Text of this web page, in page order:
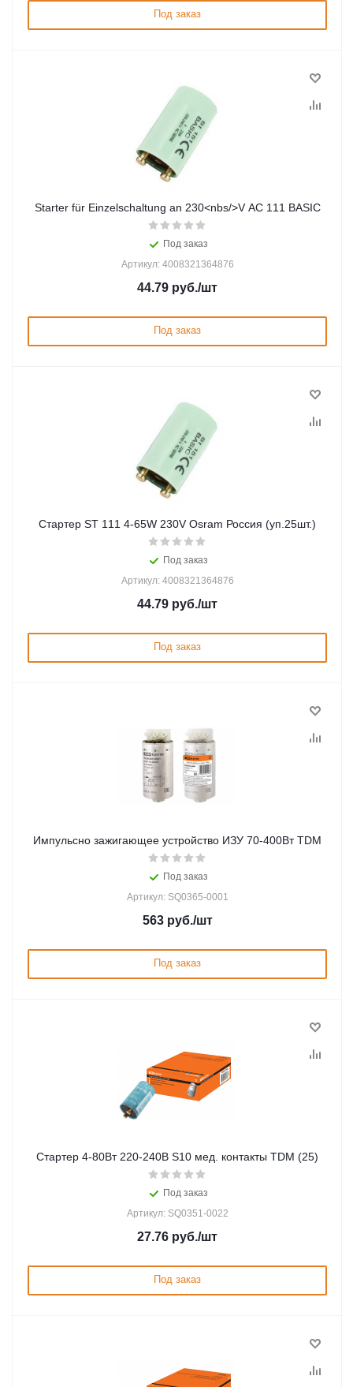
Под заказ
Starter für Einzelschaltung an 230<nbs/>V AC 111 BASIC
Под заказ
Артикул: 4008321364876
44.79 руб./шт
Под заказ
Стартер ST 111 4-65W 230V Osram Россия (уп.25шт.)
Под заказ
Артикул: 4008321364876
44.79 руб./шт
Под заказ
Импульсно зажигающее устройство ИЗУ 70-400Вт TDM
Под заказ
Артикул: SQ0365-0001
563руб./шт
Под заказ
Стартер 4-80Вт 220-240В S10 мед. контакты TDM (25)
Под заказ
Артикул: SQ0351-0022
27.76 руб./шт
Под заказ